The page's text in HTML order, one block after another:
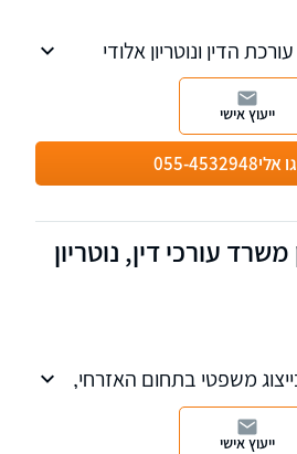
הדין ונוטריון אלודי
קלימי-גורן בשנת 2019 לאחר שצברה ניסיון של
המובילים בתחום
אזרחות צרפתית.אלי055-4532948
ייעוץ אישי
עורכי דין, נוטריון
בייצוג משפטי בתחום האזרחי,
לאוכלוסיית הגיל
ייעוץ אישי